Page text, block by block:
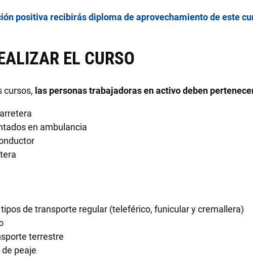
positiva recibirás diploma de aprovechamiento de este
EL CURSO
cursos, las personas trabajadoras en activo deben
por carretera
en ambulancia
de transporte regular (teleférico, funicular y cremallera)
terrestre
peaje